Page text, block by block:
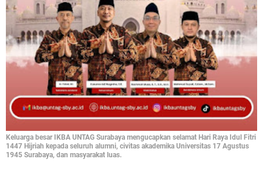
Keluarga besar IKBA UNTAG Surabaya mengucapkan selamat Hari Raya Idul Fitri
1447 Hijriah kepada seluruh alumni, civitas akademika Universitas 17 Agustus
1945 Surabaya, dan masyarakat luas.